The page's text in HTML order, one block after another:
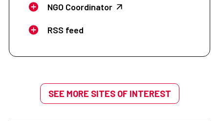
NGO Coordinator
RSS feed
SEE MORE SITES OF INTEREST